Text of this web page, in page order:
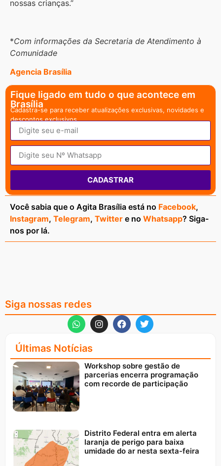
nossas crianças.”
*Com informações da Secretaria de Atendimento à
Comunidade
Agencia Brasília
Fique ligado em tudo o que acontece em
Brasília
Cadastra-se para receber atualizações exclusivas, novidades e
descontos exclusivos.
CADASTRAR
Você sabia que o Agita Brasília está no Facebook,
Instagram, Telegram, Twitter e no Whatsapp? Siga-
nos por lá.
Siga nossas redes
Últimas Notícias
Workshop sobre gestão de
parcerias encerra programação
com recorde de participação
Distrito Federal entra em alerta
laranja de perigo para baixa
umidade do ar nesta sexta-feira